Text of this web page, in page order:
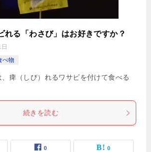
れる「わさび」はお好きですか？
べ物
痺（しび）れるワサビを付けて食べる
続きを読む
0 0